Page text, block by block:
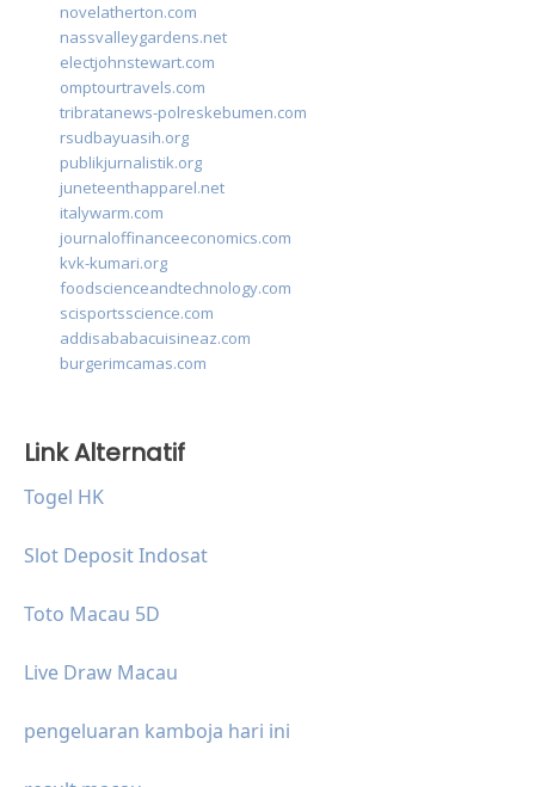
novelatherton.com
nassvalleygardens.net
electjohnstewart.com
omptourtravels.com
tribratanews-polreskebumen.com
rsudbayuasih.org
publikjurnalistik.org
juneteenthapparel.net
italywarm.com
journaloffinanceeconomics.com
kvk-kumari.org
foodscienceandtechnology.com
scisportsscience.com
addisababacuisineaz.com
burgerimcamas.com
Link Alternatif
Togel HK
Slot Deposit Indosat
Toto Macau 5D
Live Draw Macau
pengeluaran kamboja hari ini